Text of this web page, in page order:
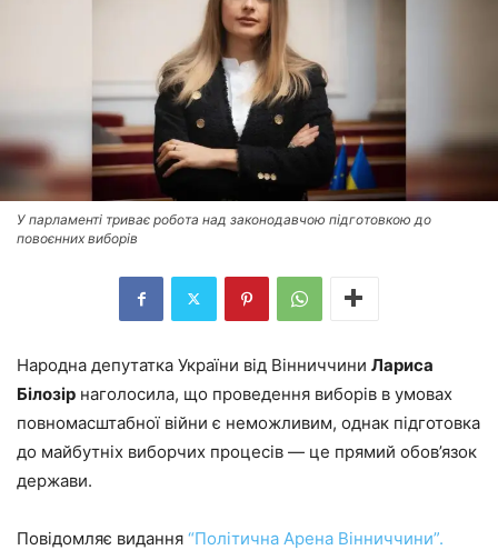
У парламенті триває робота над законодавчою підготовкою до
повоєнних виборів
Народна депутатка України від Вінниччини Лариса
Білозір наголосила, що проведення виборів в умовах
повномасштабної війни є неможливим, однак підготовка
до майбутніх виборчих процесів — це прямий обов’язок
держави.
Повідомляє видання “Політична Арена Вінниччини”.